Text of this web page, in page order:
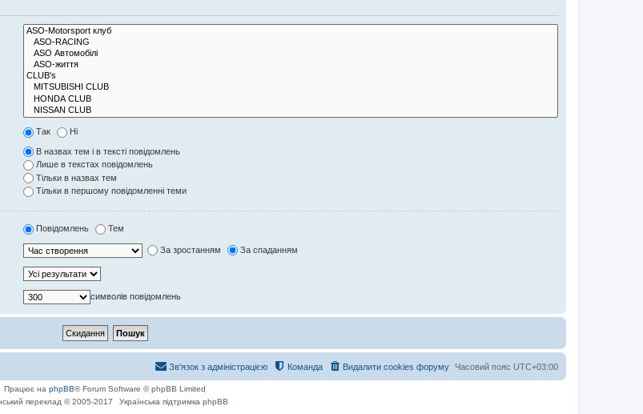
Так Ні
В назвах тем і в тексті повідомлень
Лише в текстах повідомлень
Тільки в назвах тем
Тільки в першому повідомленні теми
Повідомлень Тем
За зростанням За спаданням
символів повідомлень
Часовий пояс UTC+03:00
Видалити cookies форуму
Команда
Зв'язок з адміністрацією
Працює на phpBB® Forum Software © phpBB Limited
переклад © 2005-2017
Українська підтримка phpBB